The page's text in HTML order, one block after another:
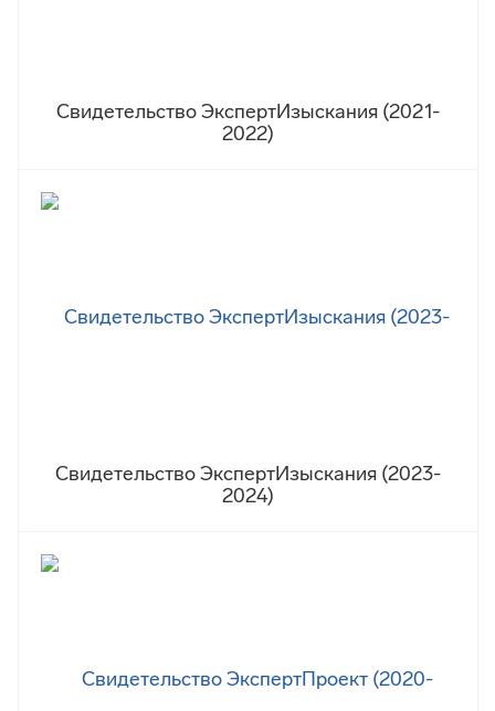
Свидетельство ЭкспертИзыскания (2021-
2022)
Свидетельство ЭкспертИзыскания (2023-
2024)